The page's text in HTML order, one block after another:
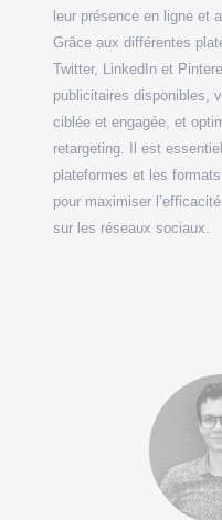
leur présence en ligne et
Grâce aux différentes
Twitter, LinkedIn et
publicitaires disponibles,
ciblée et engagée, et
retargeting. Il est
plateformes et les
pour maximiser
sur les réseaux sociaux.